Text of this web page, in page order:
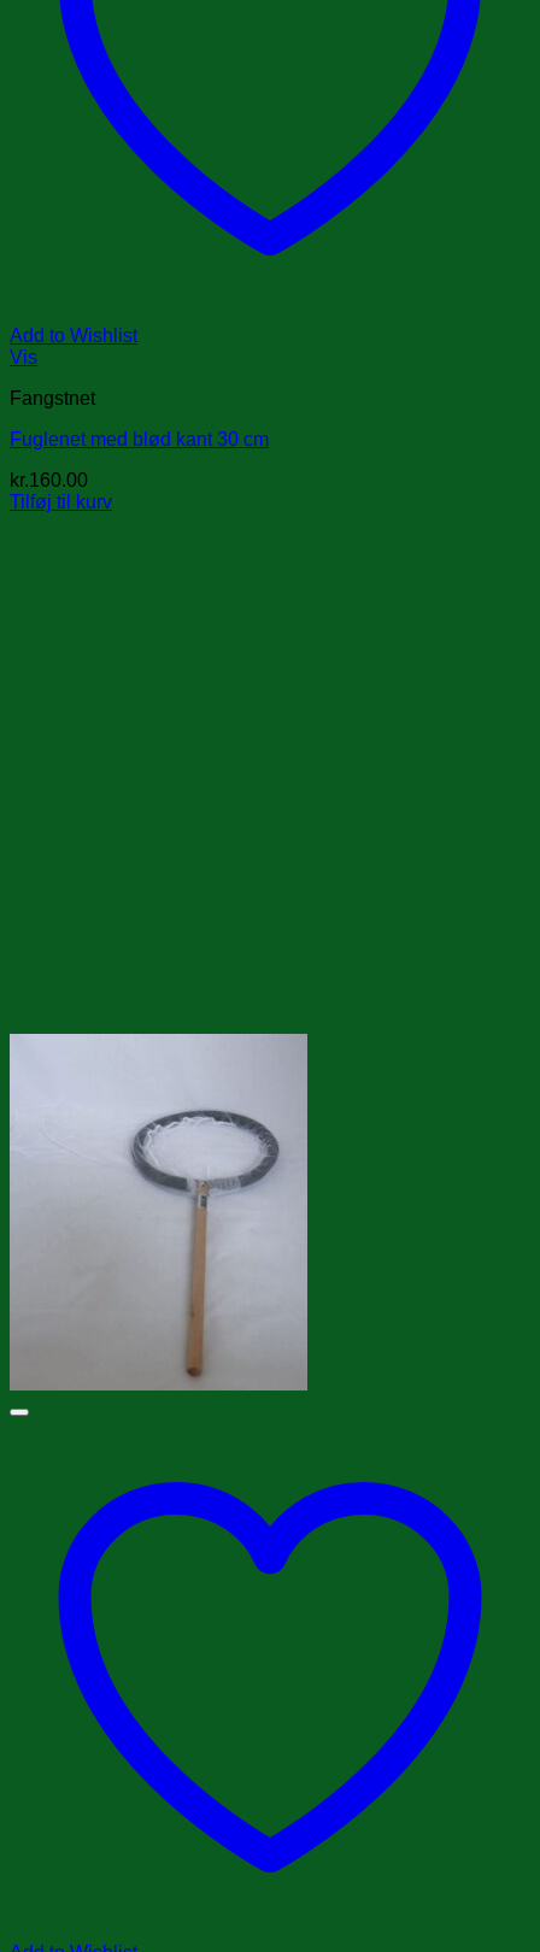
Add to Wishlist
Vis
Fangstnet
Fuglenet med blød kant 30 cm
kr.160.00
Tilføj til kurv